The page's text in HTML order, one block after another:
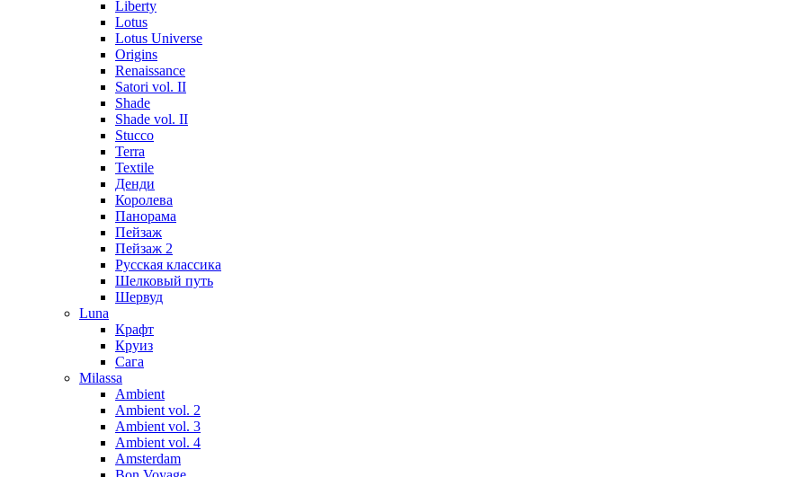
Liberty
Lotus
Lotus Universe
Origins
Renaissance
Satori vol. II
Shade
Shade vol. II
Stucco
Terra
Textile
Денди
Королева
Панорама
Пейзаж
Пейзаж 2
Русская классика
Шелковый путь
Шервуд
Luna
Крафт
Круиз
Сага
Milassa
Ambient
Ambient vol. 2
Ambient vol. 3
Ambient vol. 4
Amsterdam